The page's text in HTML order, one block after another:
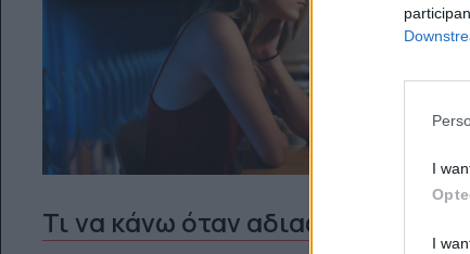
I
I
Τι να κάνω όταν αδιαφορεί;